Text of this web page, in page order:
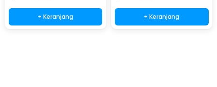
+ Keranjang + Keranjang